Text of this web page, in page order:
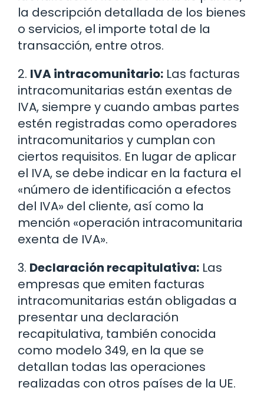
la descripción detallada de los bienes
o servicios, el importe total de la
transacción, entre otros.
2. IVA intracomunitario: Las facturas
intracomunitarias están exentas de
IVA, siempre y cuando ambas partes
estén registradas como operadores
intracomunitarios y cumplan con
ciertos requisitos. En lugar de aplicar
el IVA, se debe indicar en la factura el
«número de identificación a efectos
del IVA» del cliente, así como la
mención «operación intracomunitaria
exenta de IVA».
3. Declaración recapitulativa: Las
empresas que emiten facturas
intracomunitarias están obligadas a
presentar una declaración
recapitulativa, también conocida
como modelo 349, en la que se
detallan todas las operaciones
realizadas con otros países de la UE.